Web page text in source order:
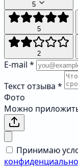
5
5
2
E-mail *
Текст отзыва *
Фото
Можно
Принимаю